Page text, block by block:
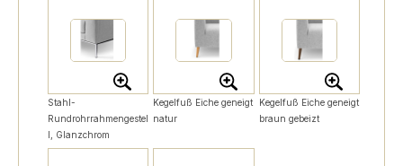
Stahl-
Rundrohrrahmengestel
l, Glanzchrom
Kegelfuß Eiche geneigt
natur
Kegelfuß Eiche geneigt
braun gebeizt